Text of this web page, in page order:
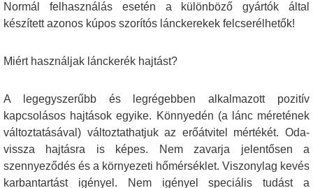
Normál felhasználás esetén a különböző gyártók által
készített azonos kúpos szorítós lánckerekek felcserélhetők!
Miért használjak lánckerék hajtást?
A legegyszerűbb és legrégebben alkalmazott pozitív
kapcsolásos hajtások egyike. Könnyedén (a lánc méretének
változtatásával) változtathatjuk az erőátvitel mértékét. Oda-
vissza hajtásra is képes. Nem zavarja jelentősen a
szennyeződés és a környezeti hőmérséklet. Viszonylag kevés
karbantartást igényel. Nem igényel speciális tudást a